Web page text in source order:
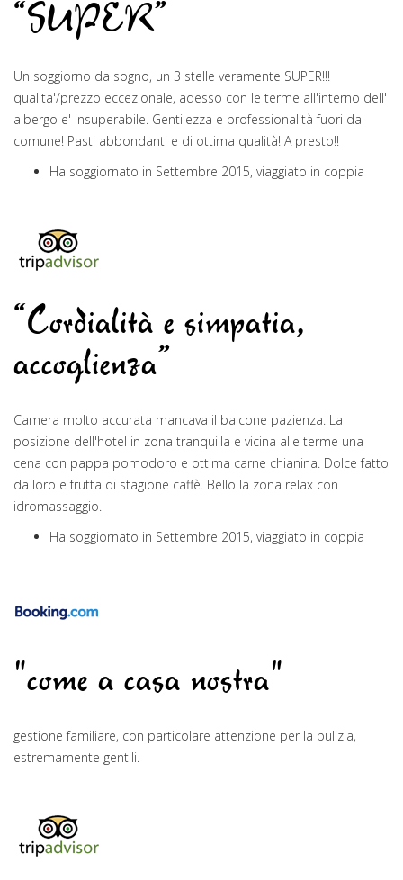
“SUPER”
Un soggiorno da sogno, un 3 stelle veramente SUPER!!!
qualita'/prezzo eccezionale, adesso con le terme all'interno dell'
albergo e' insuperabile. Gentilezza e professionalità fuori dal
comune! Pasti abbondanti e di ottima qualità! A presto!!
Ha soggiornato in Settembre 2015, viaggiato in coppia
“Cordialità e simpatia,
accoglienza”
Camera molto accurata mancava il balcone pazienza. La
posizione dell'hotel in zona tranquilla e vicina alle terme una
cena con pappa pomodoro e ottima carne chianina. Dolce fatto
da loro e frutta di stagione caffè. Bello la zona relax con
idromassaggio.
Ha soggiornato in Settembre 2015, viaggiato in coppia
"come a casa nostra"
gestione familiare, con particolare attenzione per la pulizia,
estremamente gentili.